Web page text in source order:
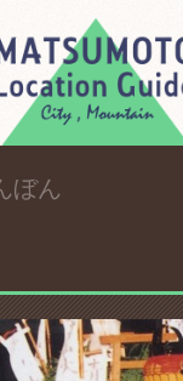
ぼん